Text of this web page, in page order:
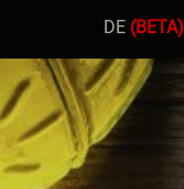
DE (BETA)